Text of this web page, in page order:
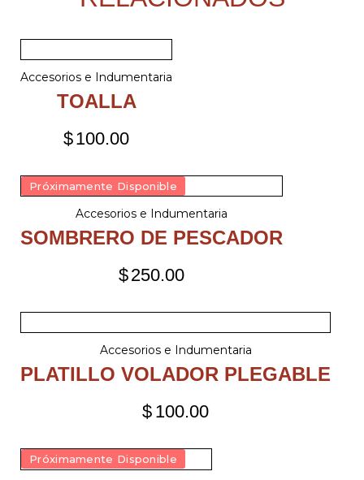
Accesorios e Indumentaria
TOALLA
$100.00
Próximamente Disponible
Accesorios e Indumentaria
SOMBRERO DE PESCADOR
$250.00
Accesorios e Indumentaria
PLATILLO VOLADOR PLEGABLE
$ 100.00
Próximamente Disponible